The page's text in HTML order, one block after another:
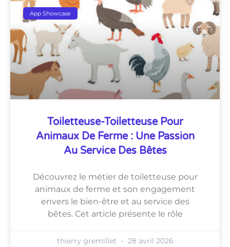
App Showcase
Toiletteuse-Toiletteuse Pour
Animaux De Ferme : Une Passion
Au Service Des Bêtes
Découvrez le métier de toiletteuse pour
animaux de ferme et son engagement
envers le bien-être et au service des
bêtes. Cet article présente le rôle
thierry gremillet 28 avril 2026